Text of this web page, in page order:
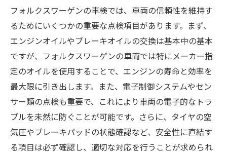
フォルクスワーゲンの車検では、車両の信頼性を維持す
るためにいくつかの重要な点検項目があります。まず、
エンジンオイルやブレーキオイルの交換は基本中の基本
ですが、フォルクスワーゲンの車両では特にメーカー指
定のオイルを使用することで、エンジンの寿命と効率を
最大限に引き出します。また、電子制御システムやセン
サー類の点検も重要で、これにより車両の電子的なトラ
ブルを未然に防ぐことが可能です。さらに、タイヤの空
気圧やブレーキパッドの状態確認など、安全性に直結す
る項目は必ず確認し、適切な対応を行うことが求められ